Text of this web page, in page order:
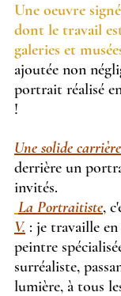
Une oeuvre
dont le travail
galeries et
ajoutée non
portrait réalisé
!
Une solide
derrière un
invités.
La Portraitiste,
V. : je travaille
peintre
surréaliste,
lumière, à tous